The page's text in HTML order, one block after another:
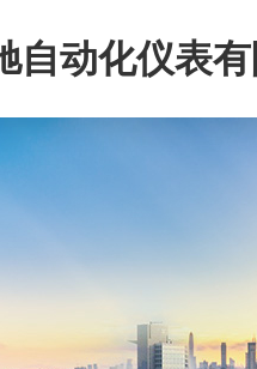
自动化仪表